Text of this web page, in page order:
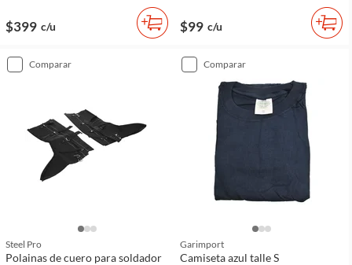
$399 c/u $99 c/u
comparar
Steel Pro
Polainas de cuero para soldador
comparar
Garimport
Camiseta azul talle S